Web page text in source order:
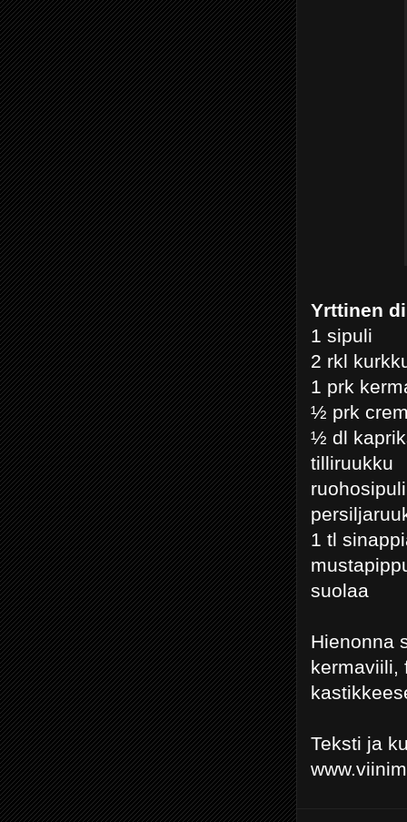
Yrttinen
1 sipuli
2 rkl
1 prk
½ prk
½ dl
tilliruukku
1 tl
suolaa
Hienonna
kermaviili,
Teksti ja